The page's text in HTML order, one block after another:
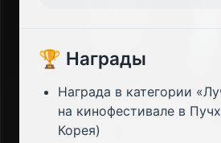
🏆 Награды
Награда в категории
на кинофестивале в
Корея)